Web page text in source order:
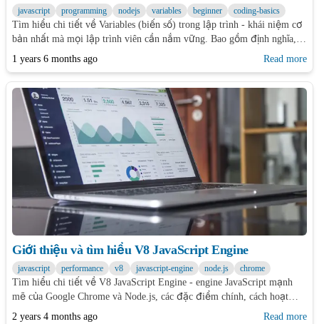
javascript programming nodejs variables beginner coding-basics
Tìm hiểu chi tiết về Variables (biến số) trong lập trình - khái niệm cơ
bản nhất mà mọi lập trình viên cần nắm vững. Bao gồm định nghĩa,
cách sử dụng, quy tắc đặt tên và best practices.
1 years 6 months ago Read more
Giới thiệu và tìm hiểu V8 JavaScript Engine
javascript performance v8 javascript-engine node.js chrome
Tìm hiểu chi tiết về V8 JavaScript Engine - engine JavaScript mạnh
mẽ của Google Chrome và Node.js, các đặc điểm chính, cách hoạt
động và các kỹ thuật tối ưu hóa.
2 years 4 months ago Read more